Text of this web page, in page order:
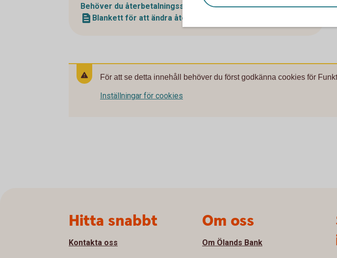
Behöver du återbetalningsskydd?
Blankett för att ändra återbetalningsskydd (pdf)
För att se detta innehåll behöver du först godkänna cookies för
Inställningar för cookies
Hitta snabbt
Kontakta oss
Om oss
Om Ölands Bank